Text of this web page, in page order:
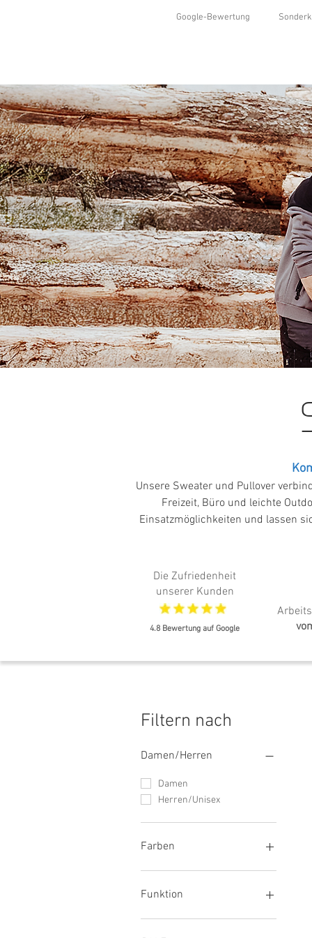
Google-Bewertung
Unsere Sweater und Pullover
Freizeit, Büro und leichte
Einsatzmöglichkeiten und lassen
Die Zufriedenheit
unserer Kunden
4.8 Bewertung auf Google
Filtern nach
Damen/Herren
Damen
Herren/Unisex
Farben
Rot
Orange
Grün
Funktion
UV Schutz